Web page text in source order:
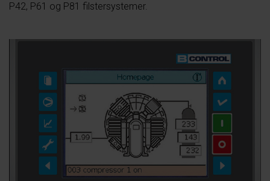
P42, P61 og P81 filstersystemer.